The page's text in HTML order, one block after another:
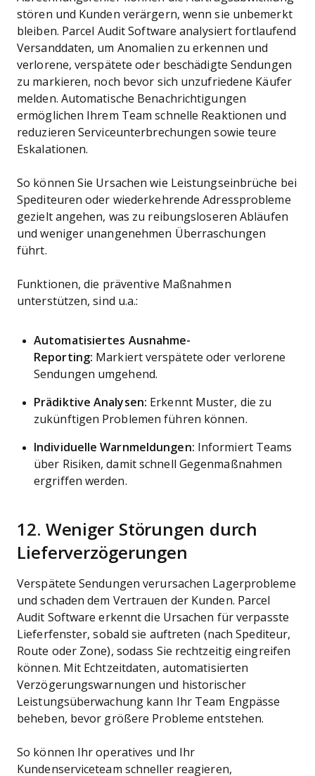
stören und Kunden verärgern, wenn sie unbemerkt
bleiben. Parcel Audit Software analysiert fortlaufend
Versanddaten, um Anomalien zu erkennen und
verlorene, verspätete oder beschädigte Sendungen
zu markieren, noch bevor sich unzufriedene Käufer
melden. Automatische Benachrichtigungen
ermöglichen Ihrem Team schnelle Reaktionen und
reduzieren Serviceunterbrechungen sowie teure
Eskalationen.
So können Sie Ursachen wie Leistungseinbrüche bei
Spediteuren oder wiederkehrende Adressprobleme
gezielt angehen, was zu reibungsloseren Abläufen
und weniger unangenehmen Überraschungen
führt.
Funktionen, die präventive Maßnahmen
unterstützen, sind u.a.:
Automatisiertes Ausnahme-
Reporting: Markiert verspätete oder verlorene
Sendungen umgehend.
Prädiktive Analysen: Erkennt Muster, die zu
zukünftigen Problemen führen können.
Individuelle Warnmeldungen: Informiert Teams
über Risiken, damit schnell Gegenmaßnahmen
ergriffen werden.
12. Weniger Störungen durch
Lieferverzögerungen
Verspätete Sendungen verursachen Lagerprobleme
und schaden dem Vertrauen der Kunden. Parcel
Audit Software erkennt die Ursachen für verpasste
Lieferfenster, sobald sie auftreten (nach Spediteur,
Route oder Zone), sodass Sie rechtzeitig eingreifen
können. Mit Echtzeitdaten, automatisierten
Verzögerungswarnungen und historischer
Leistungsüberwachung kann Ihr Team Engpässe
beheben, bevor größere Probleme entstehen.
So können Ihr operatives und Ihr
Kundenserviceteam schneller reagieren,